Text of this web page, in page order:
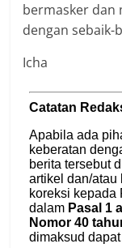
bermasker dan
dengan sebaik-
Icha